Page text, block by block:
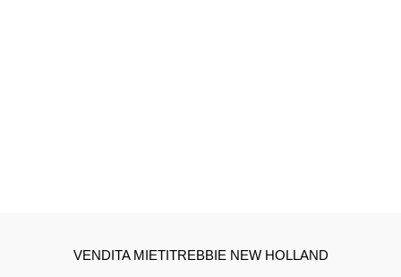
VENDITA MIETITREBBIE NEW HOLLAND